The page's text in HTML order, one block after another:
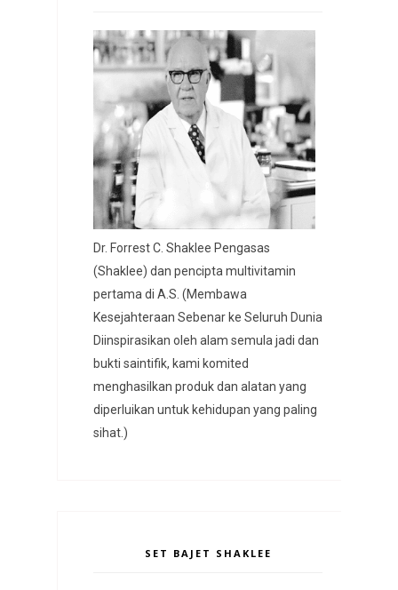
Dr. Forrest C. Shaklee Pengasas
(Shaklee) dan pencipta multivitamin
pertama di A.S. (Membawa
Kesejahteraan Sebenar ke Seluruh Dunia
Diinspirasikan oleh alam semula jadi dan
bukti saintifik, kami komited
menghasilkan produk dan alatan yang
diperluikan untuk kehidupan yang paling
sihat.)
SET BAJET SHAKLEE